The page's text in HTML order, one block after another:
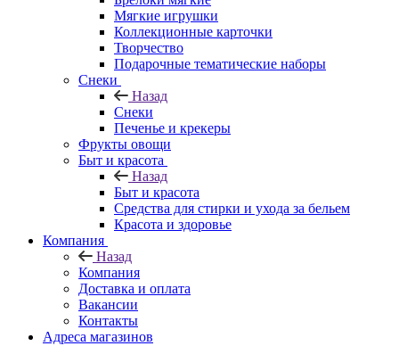
Мягкие игрушки
Коллекционные карточки
Творчество
Подарочные тематические наборы
Снеки
Назад
Снеки
Печенье и крекеры
Фрукты овощи
Быт и красота
Назад
Быт и красота
Средства для стирки и ухода за бельем
Красота и здоровье
Компания
Назад
Компания
Доставка и оплата
Вакансии
Контакты
Адреса магазинов